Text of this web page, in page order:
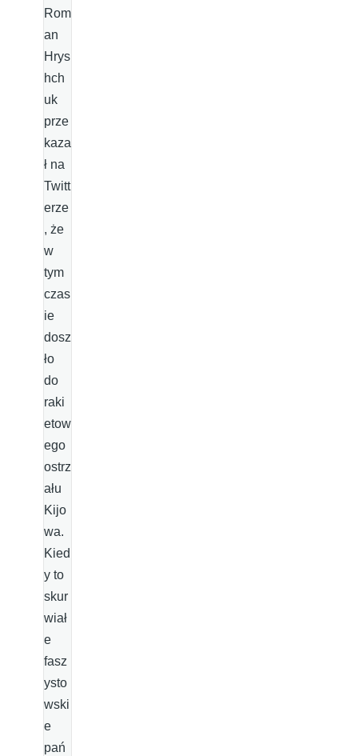
Rom
an
Hrys
hch
uk
prze
kaza
ł na
Twitt
erze
, że
w
tym
czas
ie
dosz
ło
do
raki
etow
ego
ostrz
ału
Kijo
wa.
Kied
y to
skur
wiał
e
fasz
ysto
wski
e
pań